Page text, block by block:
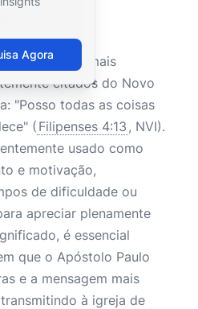
Agora
versículos mais
citados do Novo
"Posso todas as coisas
( Filipenses 4:13 , NVI).
usado como
e motivação,
de dificuldade ou
apreciar plenamente
é essencial
que o Apóstolo Paulo
e a mensagem mais
à igreja de